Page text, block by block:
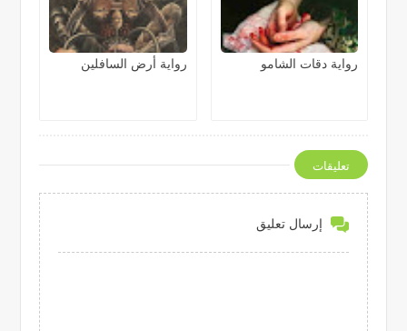
رواية دقات الشامو رواية أرض السافلين
تعليقات
إرسال تعليق